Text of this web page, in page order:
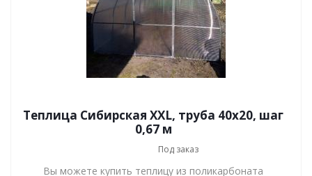
Теплица Сибирская XXL, труба 40х20, шаг
0,67 м
Под заказ
Вы можете купить теплицу из поликарбоната